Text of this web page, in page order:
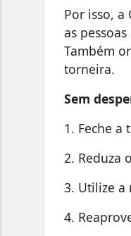
Por isso, a
as
Também
torneira.
Sem
1. Feche a
2. Reduza
3. Utilize a
4.